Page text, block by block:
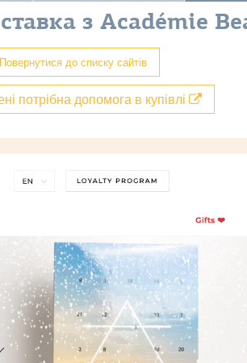
з Académie
Повернутися до списку сайтів
потрібна допомога в купівлі